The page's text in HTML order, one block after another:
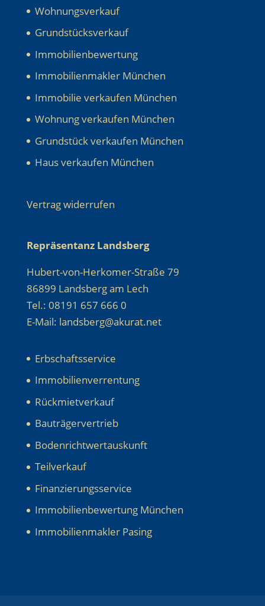
Wohnungsverkauf
Grundstücksverkauf
Immobilienbewertung
Immobilienmakler München
Immobilie verkaufen München
Wohnung verkaufen München
Grundstück verkaufen München
Haus verkaufen München
Vertrag widerrufen
Repräsentanz Landsberg
Hubert-von-Herkomer-Straße 79
86899 Landsberg am Lech
Tel.: 08191 657 666 0
E-Mail: landsberg@akurat.net
Erbschaftsservice
Immobilienverrentung
Rückmietverkauf
Bauträgervertrieb
Bodenrichtwertauskunft
Teilverkauf
Finanzierungsservice
Immobilienbewertung München
Immobilienmakler Pasing